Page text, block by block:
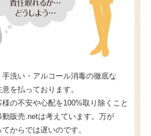
洗い・アルコール消毒の徹底な
を払っております。
の不安や心配を100%取り除くこと
販売.netは考えています。万が
からでは遅いのです。